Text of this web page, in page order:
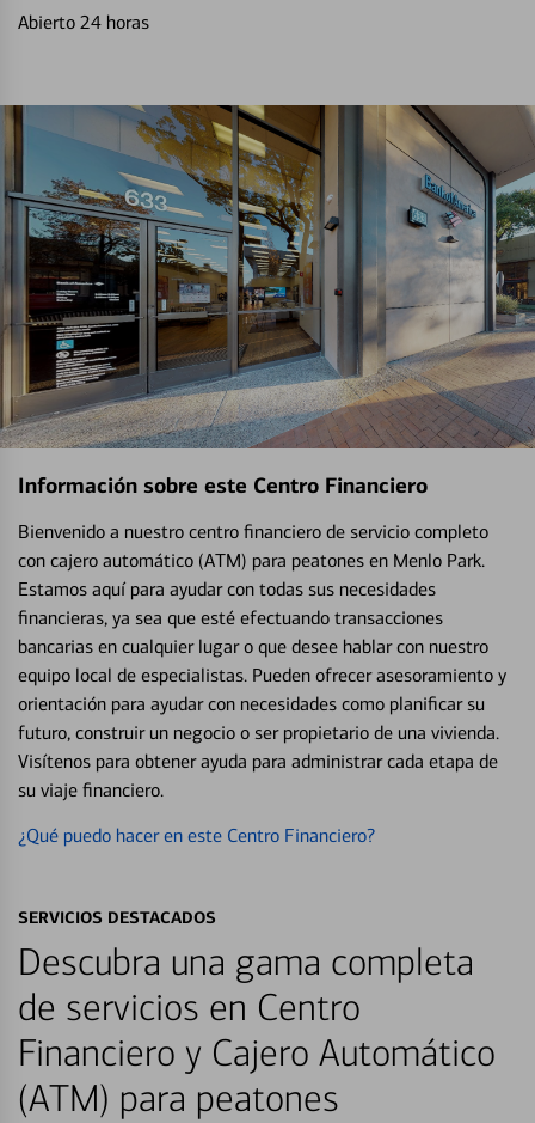
Abierto 24 horas
Información sobre este Centro Financiero
Bienvenido a nuestro centro financiero de servicio completo
con cajero automático (ATM) para peatones en Menlo Park.
Estamos aquí para ayudar con todas sus necesidades
financieras, ya sea que esté efectuando transacciones
bancarias en cualquier lugar o que desee hablar con nuestro
equipo local de especialistas. Pueden ofrecer asesoramiento y
orientación para ayudar con necesidades como planificar su
futuro, construir un negocio o ser propietario de una vivienda.
Visítenos para obtener ayuda para administrar cada etapa de
su viaje financiero.
¿Qué puedo hacer en este Centro Financiero?
SERVICIOS DESTACADOS
Descubra una gama completa
de servicios en Centro
Financiero y Cajero Automático
(ATM) para peatones